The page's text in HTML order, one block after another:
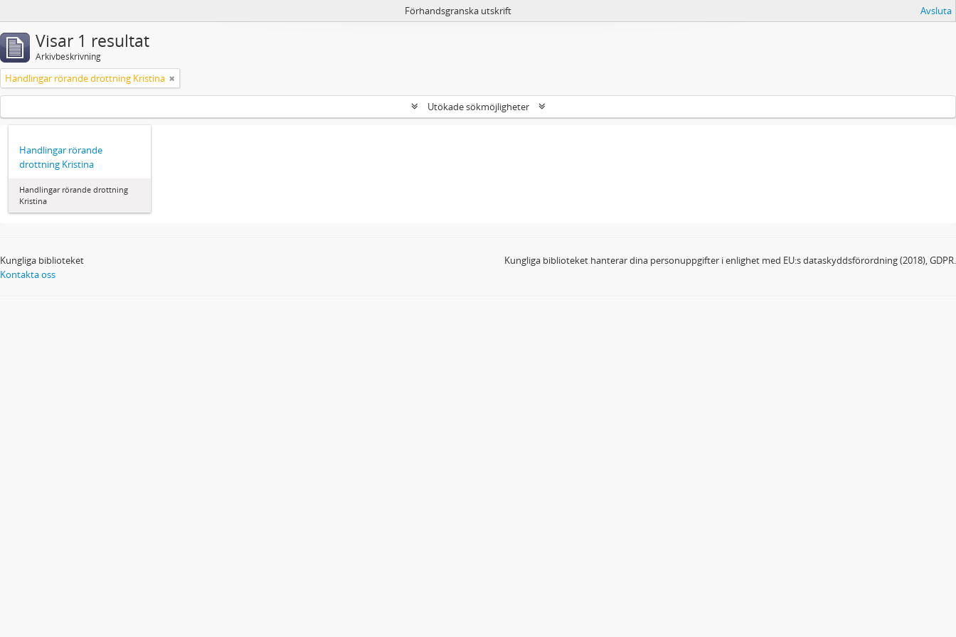
Förhandsgranska utskrift Avsluta
Visar 1 resultat
Arkivbeskrivning
Handlingar rörande drottning Kristina
Utökade sökmöjligheter
Handlingar rörande
drottning Kristina
Handlingar rörande drottning
Kristina
Kungliga biblioteket
Kontakta oss
Kungliga biblioteket hanterar dina personuppgifter i enlighet med EU:s dataskyddsförordning (2018), GDPR.